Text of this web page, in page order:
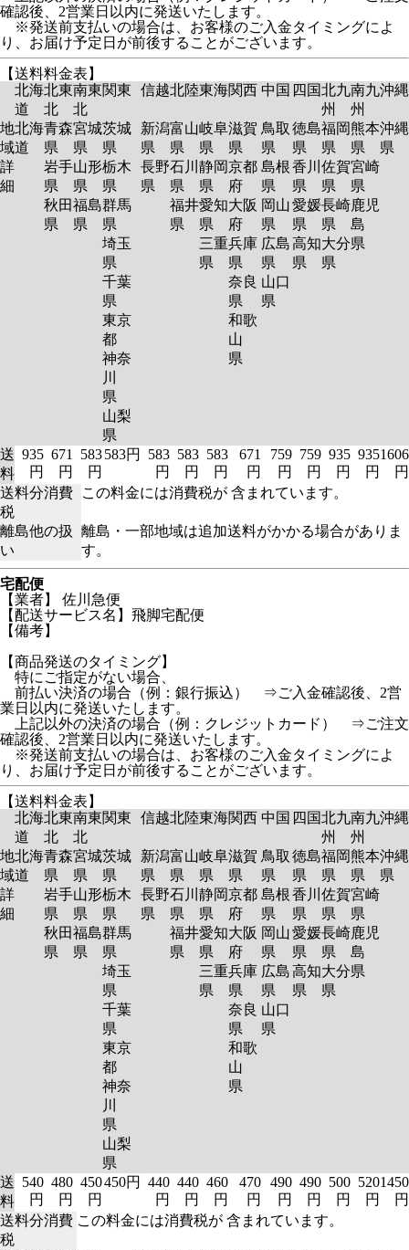
確認後、2営業日以内に発送いたします。
※発送前支払いの場合は、お客様のご入金タイミングによ
り、お届け予定日が前後することがございます。
【送料料金表】
北海
道
北東
北
南東
北
関東 信越北陸東海関西 中国 四国北九
州
南九
州
沖縄
地
域
詳
細
北海
道
青森
県
岩手
県
秋田
県
宮城
県
山形
県
福島
県
茨城
県
栃木
県
群馬
県
埼玉
県
千葉
県
東京
都
神奈
川
県
山梨
県
新潟
県
長野
県
富山
県
石川
県
福井
県
岐阜
県
静岡
県
愛知
県
三重
県
滋賀
県
京都
府
大阪
府
兵庫
県
奈良
県
和歌
山
県
鳥取
県
島根
県
岡山
県
広島
県
山口
県
徳島
県
香川
県
愛媛
県
高知
県
福岡
県
佐賀
県
長崎
県
大分
県
熊本
県
宮崎
県
鹿児
島
県
沖縄
県
送
料
935
円
671
円
583
円
583円
583
円
583
円
583
円
671
円
759
円
759
円
935
円
935
円
1606
円
送料分消費
税
この料金には消費税が 含まれています。
離島他の扱
い
離島・一部地域は追加送料がかかる場合がありま
す。
宅配便
【業者】 佐川急便
【配送サービス名】飛脚宅配便
【備考】
【商品発送のタイミング】
特にご指定がない場合、
前払い決済の場合（例：銀行振込） ⇒ご入金確認後、2営
業日以内に発送いたします。
上記以外の決済の場合（例：クレジットカード） ⇒ご注文
確認後、2営業日以内に発送いたします。
※発送前支払いの場合は、お客様のご入金タイミングによ
り、お届け予定日が前後することがございます。
【送料料金表】
北海
道
北東
北
南東
北
関東 信越北陸東海関西 中国 四国北九
州
南九
州
沖縄
地
域
詳
細
北海
道
青森
県
岩手
県
秋田
県
宮城
県
山形
県
福島
県
茨城
県
栃木
県
群馬
県
埼玉
県
千葉
県
東京
都
神奈
川
県
山梨
県
新潟
県
長野
県
富山
県
石川
県
福井
県
岐阜
県
静岡
県
愛知
県
三重
県
滋賀
県
京都
府
大阪
府
兵庫
県
奈良
県
和歌
山
県
鳥取
県
島根
県
岡山
県
広島
県
山口
県
徳島
県
香川
県
愛媛
県
高知
県
福岡
県
佐賀
県
長崎
県
大分
県
熊本
県
宮崎
県
鹿児
島
県
沖縄
県
送
料
540
円
480
円
450
円
450円
440
円
440
円
460
円
470
円
490
円
490
円
500
円
520
円
1450
円
送料分消費
税
この料金には消費税が 含まれています。